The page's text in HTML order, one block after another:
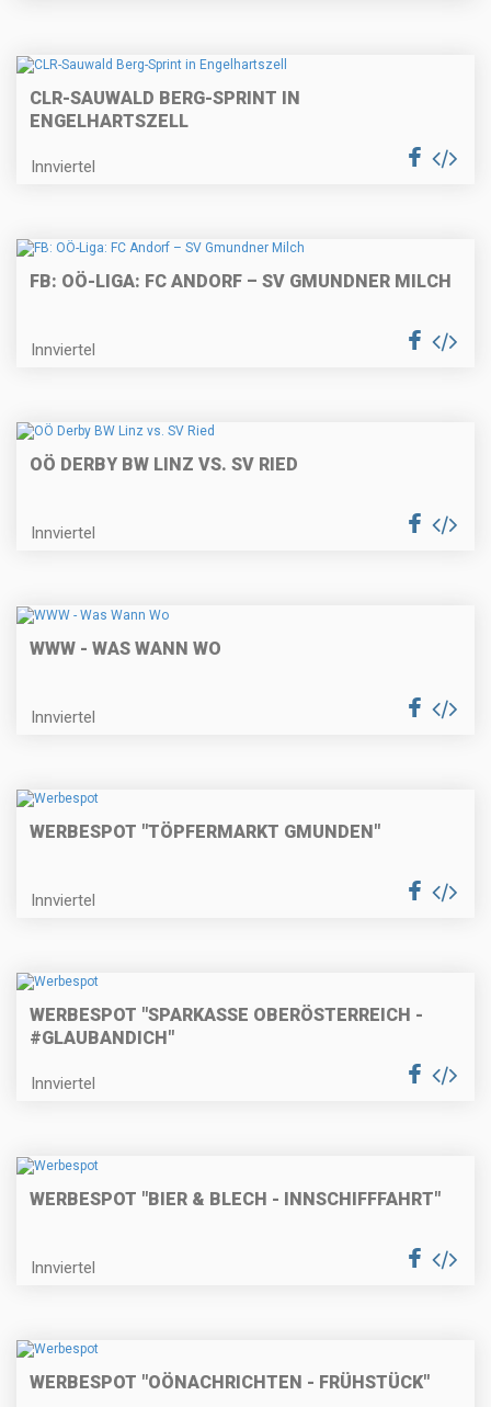
CLR-SAUWALD BERG-SPRINT IN
ENGELHARTSZELL
Innviertel
FB: OÖ-LIGA: FC ANDORF – SV GMUNDNER MILCH
Innviertel
OÖ DERBY BW LINZ VS. SV RIED
Innviertel
WWW - WAS WANN WO
Innviertel
WERBESPOT "TÖPFERMARKT GMUNDEN"
Innviertel
WERBESPOT "SPARKASSE OBERÖSTERREICH -
#GLAUBANDICH"
Innviertel
WERBESPOT "BIER & BLECH - INNSCHIFFFAHRT"
Innviertel
WERBESPOT "OÖNACHRICHTEN - FRÜHSTÜCK"